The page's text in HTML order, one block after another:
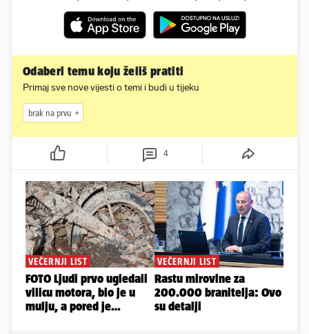
Odaberi temu koju želiš pratiti
Primaj sve nove vijesti o temi i budi u tijeku
brak na prvu
4